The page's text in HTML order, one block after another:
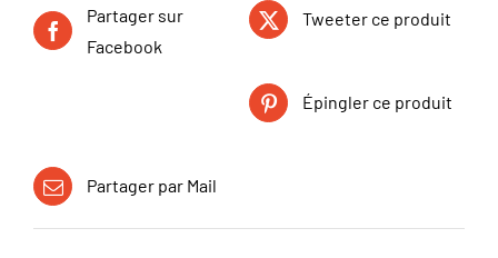
Partager sur
Facebook
Tweeter ce produit
Épingler ce produit
Partager par Mail